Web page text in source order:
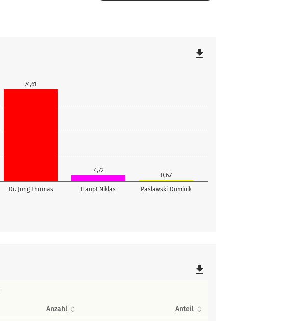
Dr. Jung Thomas Haupt Niklas Paslawski Dominik
74,61
4,72
0,67
file_download
file_download
Anzahl Anteil